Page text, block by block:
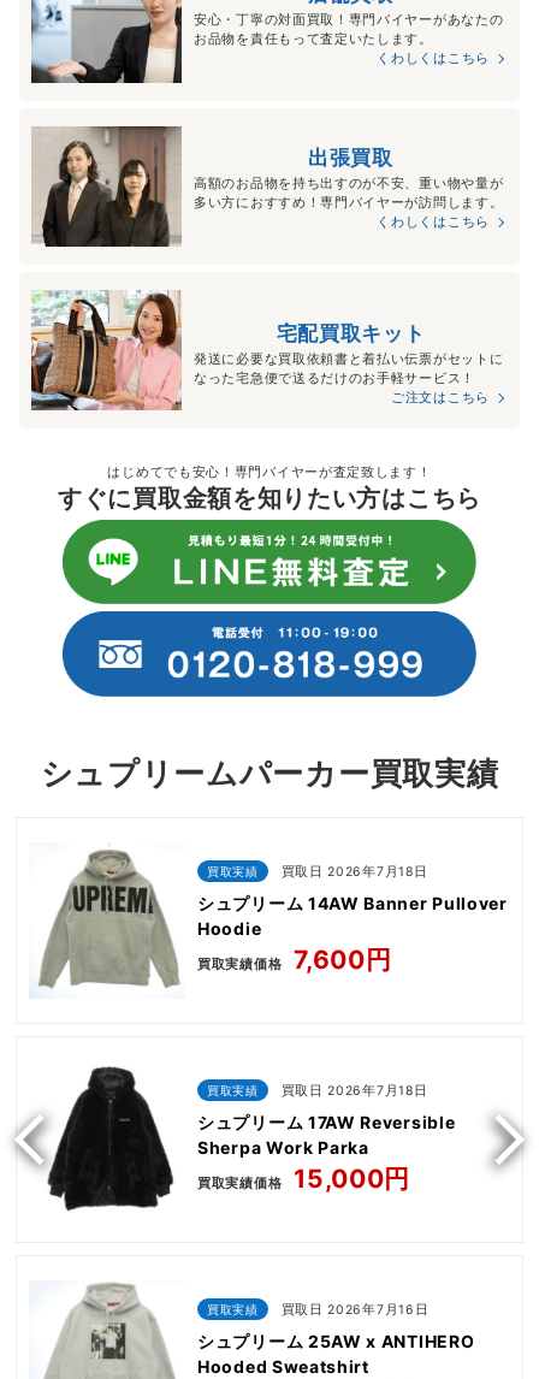
安心・丁寧の対面買取！専門バイヤーがあなたの
お品物を責任もって査定いたします。
くわしくはこちら
出張買取
高額のお品物を持ち出すのが不安、重い物や量が
多い方におすすめ！専門バイヤーが訪問します。
くわしくはこちら
宅配買取キット
発送に必要な買取依頼書と着払い伝票がセットに
なった宅急便で送るだけのお手軽サービス！
ご注文はこちら
はじめてでも安心！専門バイヤーが査定致します！
すぐに買取金額を知りたい方はこちら
シュプリームパーカー買取実績
買取実績 買取日 2026年7月18日
シュプリーム 14AW Banner Pullover
Hoodie
買取実績価格 7,600円
買取実績 買取日 2026年7月18日
シュプリーム 17AW Reversible
Sherpa Work Parka
買取実績価格 15,000円
買取実績 買取日 2026年7月16日
シュプリーム 25AW x ANTIHERO
Hooded Sweatshirt